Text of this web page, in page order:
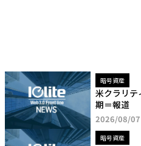
暗号資産
米クラリ
期＝報道
2026/08/07
暗号資産